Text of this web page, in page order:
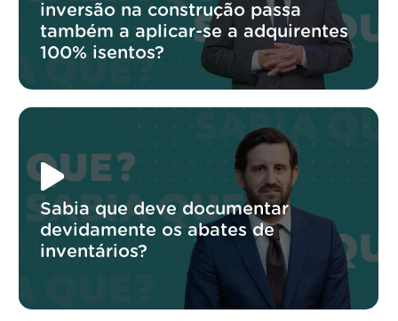
inversão na construção passa
também a aplicar-se a adquirentes
100% isentos?
Sabia que deve documentar
devidamente os abates de
inventários?